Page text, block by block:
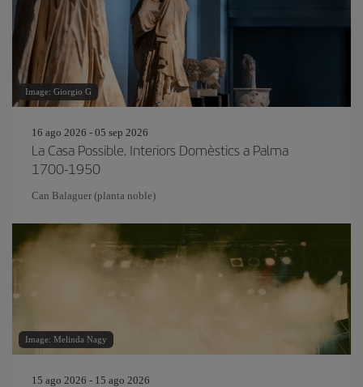
Image: Giorgio G
16 ago 2026 - 05 sep 2026
La Casa Possible. Interiors Domèstics a Palma
1700-1950
Can Balaguer (planta noble)
Image: Melinda Nagy
15 ago 2026 - 15 ago 2026